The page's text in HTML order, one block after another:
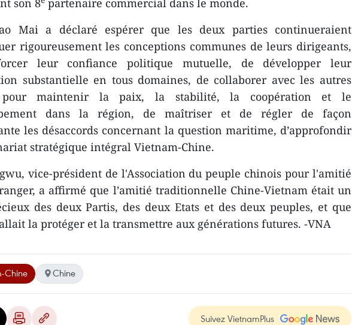
son 8 partenaire commercial dans le monde.
Mai a déclaré espérer que les deux parties continueraient
rigoureusement les conceptions communes de leurs dirigeants,
leur confiance politique mutuelle, de développer leur
substantielle en tous domaines, de collaborer avec les autres
pour maintenir la paix, la stabilité, la coopération et le
dans la région, de maîtriser et de régler de façon
les désaccords concernant la question maritime, d’approfondir
stratégique intégral Vietnam-Chine.
vice-président de l'Association du peuple chinois pour l'amitié
a affirmé que l’amitié traditionnelle Chine-Vietnam était un
des deux Partis, des deux Etats et des deux peuples, et que
la protéger et la transmettre aux générations futures. -VNA
Chine Chine
Suivez VietnamPlus